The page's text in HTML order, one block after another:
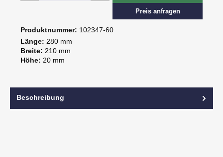
Preis anfragen
Produktnummer: 102347-60
Länge: 280 mm
Breite: 210 mm
Höhe: 20 mm
Beschreibung